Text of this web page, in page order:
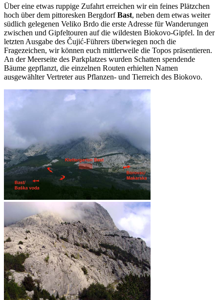
Über eine etwas ruppige Zufahrt erreichen wir ein feines Plätzchen
hoch über dem pittoresken BergdorfBast, neben dem etwas weiter
südlich gelegenen Veliko Brdo die erste Adresse für Wanderungen
zwischen und Gipfeltouren auf die wildesten Biokovo-Gipfel. In der
letzten Ausgabe des Čujić-Führers überwiegen noch die
Fragezeichen, wir können euch mittlerweile die Topos präsentieren.
An der Meerseite des Parkplatzes wurden Schatten spendende
Bäume gepflanzt, die einzelnen Routen erhielten Namen
ausgewählter Vertreter aus Pflanzen- und Tierreich des Biokovo.